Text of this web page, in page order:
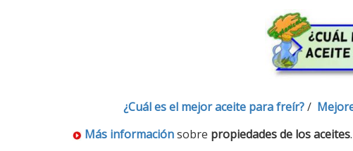
¿Cuál es el mejor aceite para freír?/
Más informaciónsobre propiedades de los aceites.